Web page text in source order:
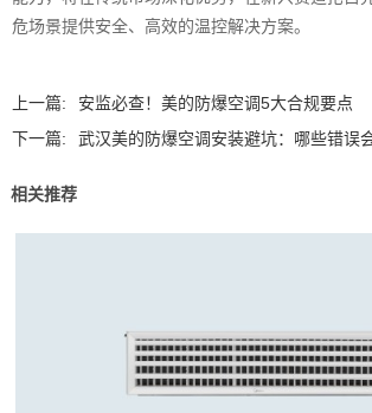
危场景提供安全、高效的温控解决方案。‍
上一篇:
安监必查！美的防爆空调5大合规要点
下一篇:
武汉美的防爆空调安装避坑：哪些错误
相关推荐